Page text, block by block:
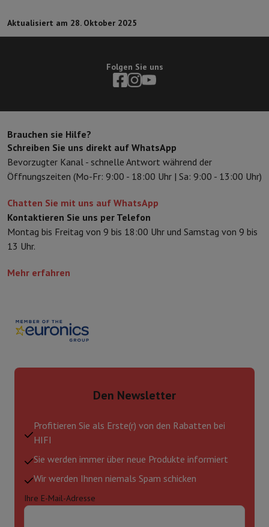
Home & Domotica Smart HomeSicherheit & Schutz
Verbundene UhrenSmartwatchApple WatchSamsung Galaxy
Virtual-Reality-KopfhörerDrohne
SpielkonsolenRefurbished Konsolen
Warum HiFi wählen
Kostenlose Lieferung10 VerkaufsstellenZufrieden oder Geld
Unsere DienstleistungenKostenlose LieferungAbholung im
KundenserviceReparieren Sie Ihr Gerät Überprüfen Sie Ihre
Aktualisiert am 28. Oktober 2025
Folgen Sie uns
Brauchen sie Hilfe?
Schreiben Sie uns direkt auf WhatsApp
Bevorzugter Kanal - schnelle Antwort während der
Öffnungszeiten (Mo-Fr: 9:00 - 18:00 Uhr | Sa: 9:00 - 13:00 Uhr)
Chatten Sie mit uns auf WhatsApp
Kontaktieren Sie uns per Telefon
Montag bis Freitag von 9 bis 18:00 Uhr und Samstag von 9 bis
13 Uhr.
Mehr erfahren
Den Newsletter
Profitieren Sie als Erste(r) von den Rabatten bei
HIFI
Sie werden immer über neue Produkte informiert
Wir werden Ihnen niemals Spam schicken
Ihre E-Mail-Adresse